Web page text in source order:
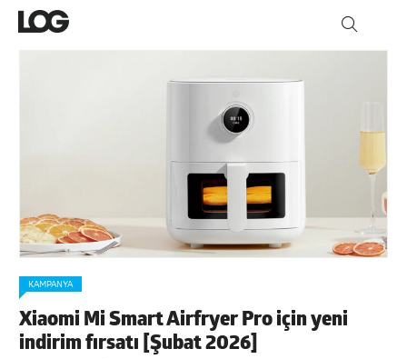
KAMPANYA
Xiaomi Mi Smart Airfryer Pro için yeni
indirim fırsatı [Şubat 2026]